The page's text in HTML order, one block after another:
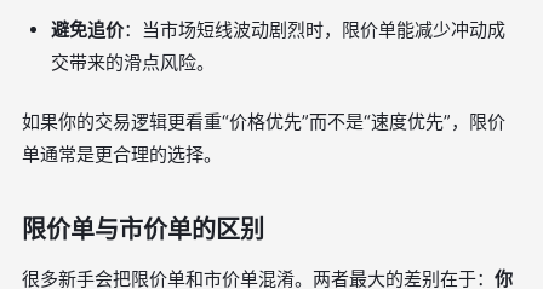
避免追价：当市场短线波动剧烈时，限价单能减少冲动成
交带来的滑点风险。
如果你的交易逻辑更看重“价格优先”而不是“速度优先”，限价
单通常是更合理的选择。
限价单与市价单的区别
很多新手会把限价单和市价单混淆。两者最大的差别在于： 你